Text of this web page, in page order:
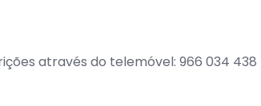
através do telemóvel: 966 034 438